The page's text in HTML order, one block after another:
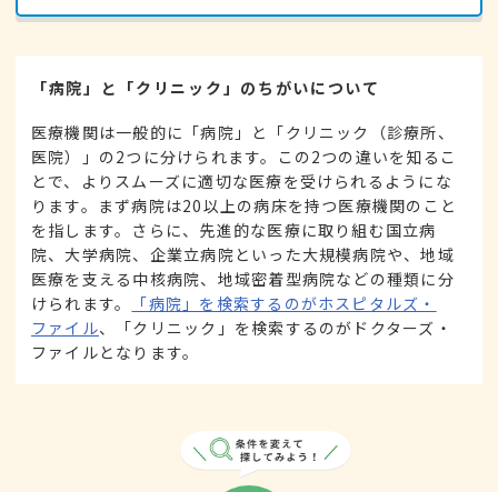
「病院」と「クリニック」のちがいについて
医療機関は一般的に「病院」と「クリニック（診療所、
医院）」の2つに分けられます。この2つの違いを知るこ
とで、よりスムーズに適切な医療を受けられるようにな
ります。まず病院は20以上の病床を持つ医療機関のこと
を指します。さらに、先進的な医療に取り組む国立病
院、大学病院、企業立病院といった大規模病院や、地域
医療を支える中核病院、地域密着型病院などの種類に分
けられます。
「病院」を検索するのがホスピタルズ・
ファイル、「クリニック」を検索するのがドクターズ・
ファイルとなります。